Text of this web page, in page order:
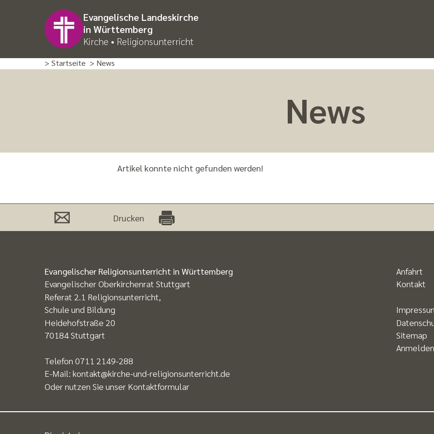
Evangelische Landeskirche
in Württemberg
Kirche • Religionsunterricht
> Startseite > News
News
Artikel konnte nicht gefunden werden!
Drucken
Evangelischer Religionsunterricht in Württemberg
Evangelischer Oberkirchenrat Stuttgart
Referat 2.1 Religionsunterricht,
Schule und Bildung
Heidehofstraße 20
70184 Stuttgart
Telefon 0711 2149-288
E-Mail: kontakt@kirche-und-religionsunterricht.de
Oder nutzen Sie unser Kontaktformular
Anfahrt
Kontakt
Sitemap
Anmelden